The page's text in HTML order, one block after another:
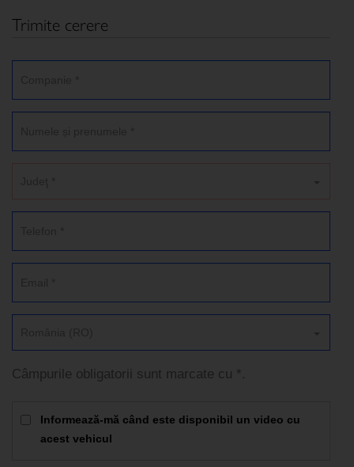
Trimite cerere
Câmpurile obligatorii sunt marcate cu *.
Informează-mă când este disponibil un video cu
acest vehicul